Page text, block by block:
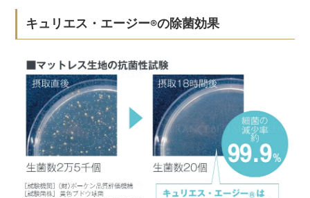
キュリエス・エージー®の除菌効果